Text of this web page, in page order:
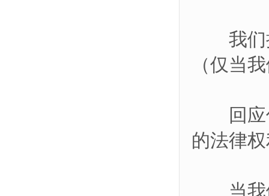
我们授
（仅当
回应传
的法律
当我们